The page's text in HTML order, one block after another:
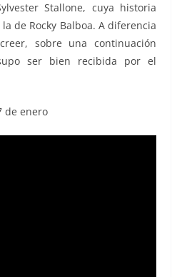
Stallone, cuya historia
de Rocky Balboa. A diferencia
sobre una continuación
supo ser bien recibida por el
de enero